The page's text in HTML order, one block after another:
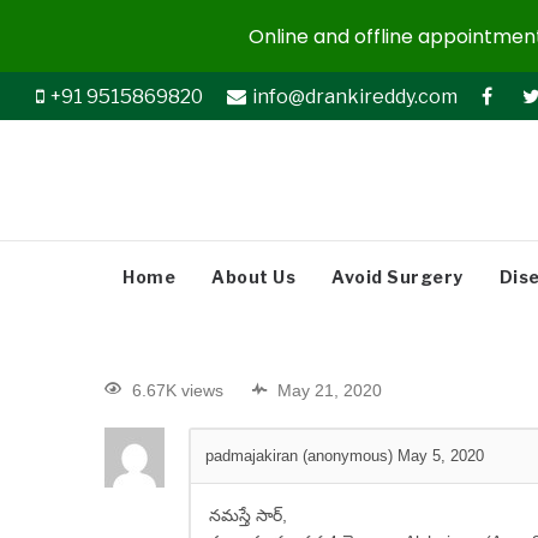
+91 9515869820 info@drankireddy.com
Home About Us Avoid Surgery
6.67K views May 21, 2020
padmajakiran (anonymous) May 5, 2020
నమస్తే సార్,
Online and offline